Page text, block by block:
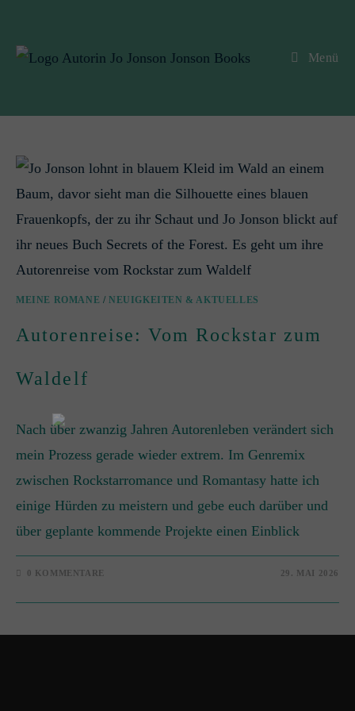
Menü
MEINE ROMANE /NEUIGKEITEN & AKTUELLES
Autorenreise: Vom Rockstar zum
Waldelf
Nach über zwanzig Jahren Autorenleben verändert sich
mein Prozess gerade wieder extrem. Im Genremix
zwischen Rockstarromance und Romantasy hatte ich
einige Hürden zu meistern und gebe euch darüber und
über geplante kommende Projekte einen Einblick
0 KOMMENTARE 29. MAI 2026